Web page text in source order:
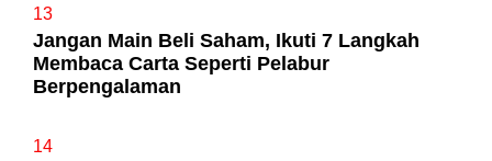
13
Jangan Main Beli Saham, Ikuti 7 Langkah
Membaca Carta Seperti Pelabur
Berpengalaman
14